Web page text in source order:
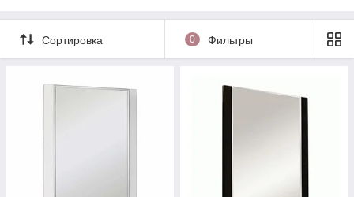
популярном стиле минимализма, не занимает много
места и при желании может быть укомплектовано
полкой. Верхний распашной фасад в шкафу-колонне
Сортировка 0 Фильтры